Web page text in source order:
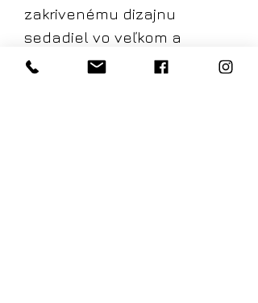
zakrivenému dizajnu
sedadiel vo veľkom a
malom prevedení